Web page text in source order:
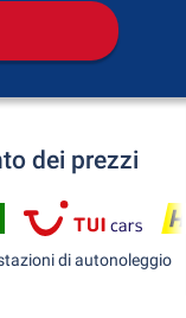
dei prezzi
di autonoleggio